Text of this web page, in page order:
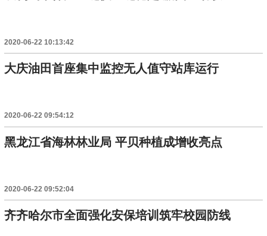
2020-06-22 10:13:42
大庆油田首座集中监控无人值守站库运行
2020-06-22 09:54:12
黑龙江省海林林业局 平贝种植成增收亮点
2020-06-22 09:52:04
齐齐哈尔市全面强化安保培训筑牢校园防线